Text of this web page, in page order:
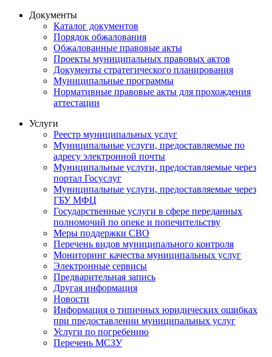
Документы
Каталог документов
Порядок обжалования
Обжалованные правовые акты
Проекты муниципальных правовых актов
Документы стратегического планирования
Муниципальные программы
Нормативные правовые акты для прохождения
аттестации
Услуги
Реестр муниципальных услуг
Муниципальные услуги, предоставляемые по
адресу электронной почты
Муниципальные услуги, предоставляемые через
портал Госуслуг
Муниципальные услуги, предоставляемые через
ГБУ МФЦ
Государственные услуги в сфере переданных
полномочий по опеке и попечительству
Меры поддержки СВО
Перечень видов муниципального контроля
Мониторинг качества муниципальных услуг
Электронные сервисы
Предварительная запись
Другая информация
Новости
Информация о типичных юридических ошибках
при предоставлении муниципальных услуг
Услуги по погребению
Перечень МСЗУ